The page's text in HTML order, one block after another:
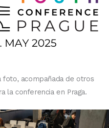
foto, acompañada de otros
la conferencia en Praga.